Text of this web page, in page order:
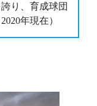
り、育成球団
年現在）